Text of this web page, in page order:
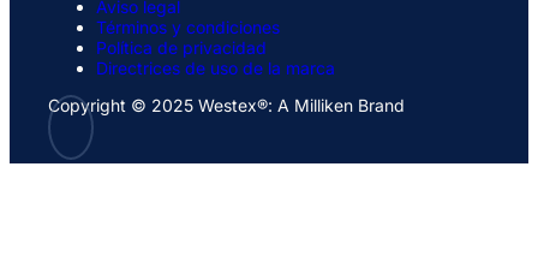
Aviso legal
Términos y condiciones
Política de privacidad
Directrices de uso de la marca
Copyright © 2025 Westex®: A Milliken Brand